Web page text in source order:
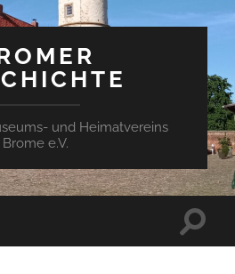
und Heimatvereins
Brome e.V.